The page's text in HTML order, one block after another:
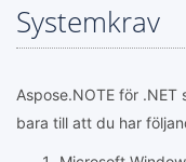
Systemkrav
Aspose.NOTE för
bara till att du har